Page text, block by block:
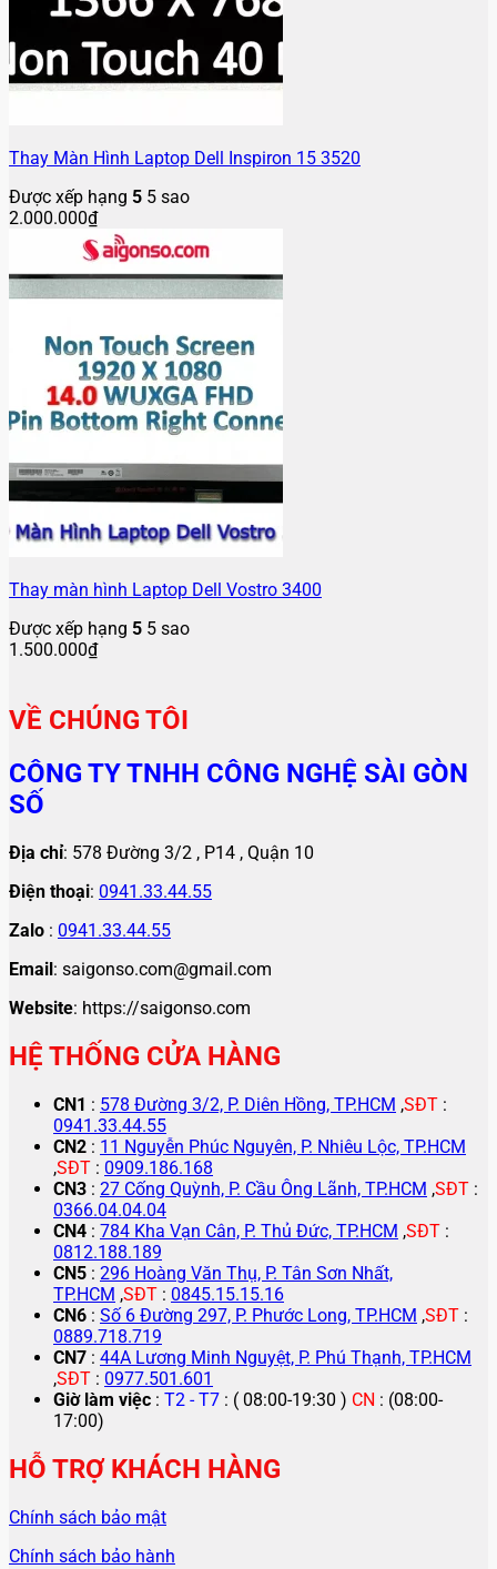
Thay Màn Hình Laptop Dell Inspiron 15 3520
Được xếp hạng 5 5 sao
2.000.000₫
Thay màn hình Laptop Dell Vostro 3400
Được xếp hạng 5 5 sao
1.500.000₫
VỀ CHÚNG TÔI
CÔNG TY TNHH CÔNG NGHỆ SÀI GÒN
SỐ
Địa chỉ: 578 Đường 3/2 , P14 , Quận 10
Điện thoại: 0941.33.44.55
Zalo : 0941.33.44.55
Email: saigonso.com@gmail.com
Website: https://saigonso.com
HỆ THỐNG CỬA HÀNG
CN1 : 578 Đường 3/2, P. Diên Hồng, TP.HCM ,SĐT :
0941.33.44.55
CN2 : 11 Nguyễn Phúc Nguyên, P. Nhiêu Lộc, TP.HCM
,SĐT : 0909.186.168
CN3 : 27 Cống Quỳnh, P. Cầu Ông Lãnh, TP.HCM ,SĐT :
0366.04.04.04
CN4 : 784 Kha Vạn Cân, P. Thủ Đức, TP.HCM ,SĐT :
0812.188.189
CN5 : 296 Hoàng Văn Thụ, P. Tân Sơn Nhất,
TP.HCM ,SĐT : 0845.15.15.16
CN6 : Số 6 Đường 297, P. Phước Long, TP.HCM ,SĐT :
0889.718.719
CN7 : 44A Lương Minh Nguyệt, P. Phú Thạnh, TP.HCM
,SĐT : 0977.501.601
Giờ làm việc : T2 - T7 : ( 08:00-19:30 ) CN : (08:00-
17:00)
HỖ TRỢ KHÁCH HÀNG
Chính sách bảo mật
Chính sách bảo hành